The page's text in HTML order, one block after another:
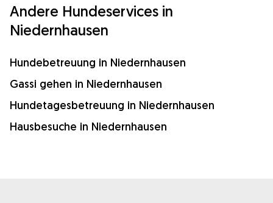
Andere Hundeservices in
Niedernhausen
Hundebetreuung in Niedernhausen
Gassi gehen in Niedernhausen
Hundetagesbetreuung in Niedernhausen
Hausbesuche in Niedernhausen